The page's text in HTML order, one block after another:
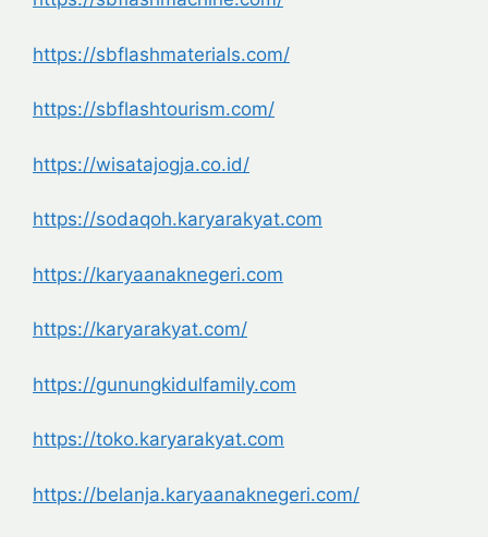
https://sbflashmaterials.com/
https://sbflashtourism.com/
https://wisatajogja.co.id/
https://sodaqoh.karyarakyat.com
https://karyaanaknegeri.com
https://karyarakyat.com/
https://gunungkidulfamily.com
https://toko.karyarakyat.com
https://belanja.karyaanaknegeri.com/